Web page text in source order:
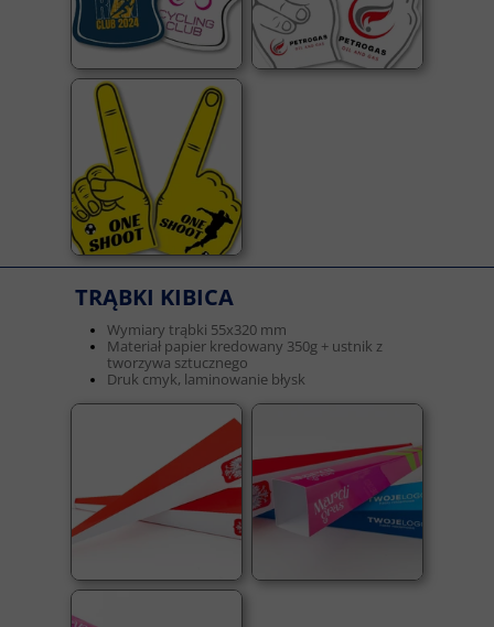
Wymiary trąbki 55x320 mm
Materiał papier kredowany 350g + ustnik z
tworzywa sztucznego
Druk cmyk, laminowanie błysk
TRĄBKI KIBICA